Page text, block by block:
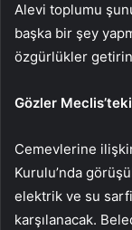
Alevi toplumu
başka bir şey
özgürlükler
Gözler
Cemevlerine
Kurulu’nda
elektrik ve su
karşılanacak.